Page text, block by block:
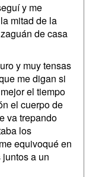
y me
mitad de la
de casa
y muy tensas
me digan si
el tiempo
el cuerpo de
va trepando
los
equivoqué en
a un